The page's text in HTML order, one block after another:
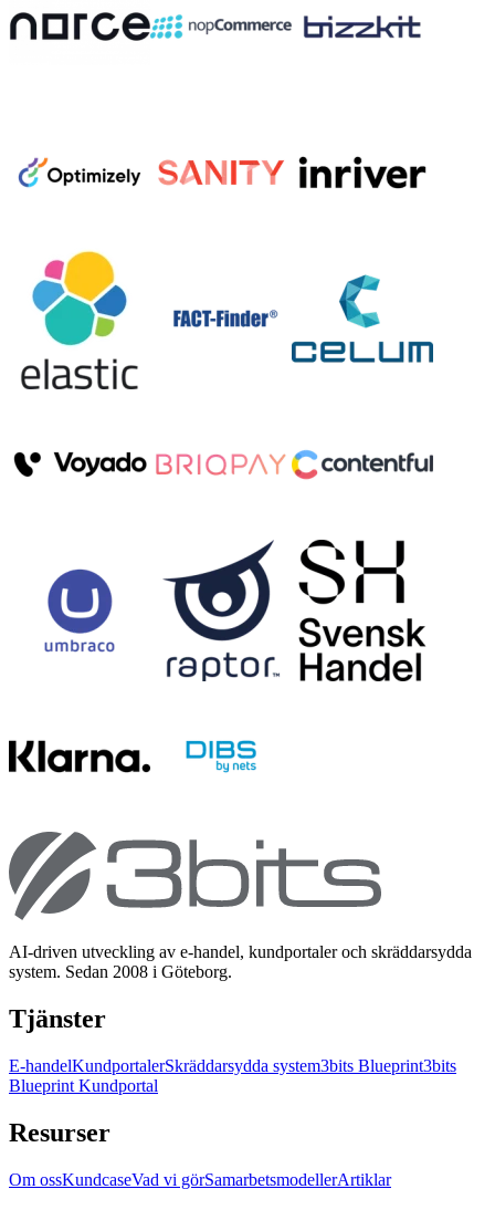
AI-driven utveckling av e-handel, kundportaler och skräddarsydda
system. Sedan 2008 i Göteborg.
Tjänster
E-handelKundportalerSkräddarsydda system3bits Blueprint3bits
Blueprint Kundportal
Resurser
Om ossKundcaseVad vi görSamarbetsmodellerArtiklar